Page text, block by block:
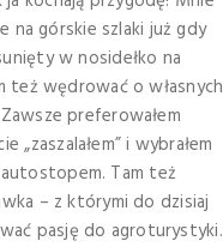
na górskie szlaki już gdy
w nosidełko na
też wędrować o własnych
preferowałem
i wybrałem
Tam też
– z którymi do dzisiaj
pasję do agroturystyki.